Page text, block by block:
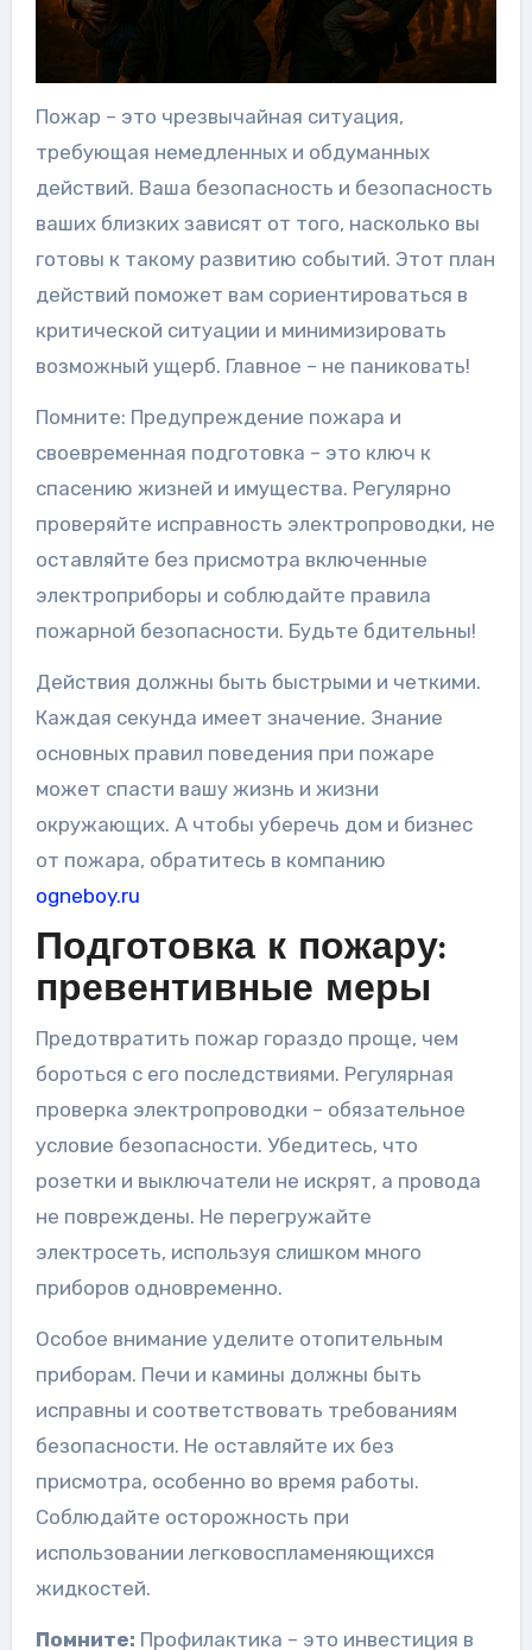
Пожар – это чрезвычайная ситуация,
требующая немедленных и обдуманных
действий. Ваша безопасность и безопасность
ваших близких зависят от того, насколько вы
готовы к такому развитию событий. Этот план
действий поможет вам сориентироваться в
критической ситуации и минимизировать
возможный ущерб. Главное – не паниковать!
Помните: Предупреждение пожара и
своевременная подготовка – это ключ к
спасению жизней и имущества. Регулярно
проверяйте исправность электропроводки, не
оставляйте без присмотра включенные
электроприборы и соблюдайте правила
пожарной безопасности. Будьте бдительны!
Действия должны быть быстрыми и четкими.
Каждая секунда имеет значение. Знание
основных правил поведения при пожаре
может спасти вашу жизнь и жизни
окружающих. А чтобы уберечь дом и бизнес
от пожара, обратитесь в компанию
ogneboy.ru
Подготовка к пожару:
превентивные меры
Предотвратить пожар гораздо проще, чем
бороться с его последствиями. Регулярная
проверка электропроводки – обязательное
условие безопасности. Убедитесь, что
розетки и выключатели не искрят, а провода
не повреждены. Не перегружайте
электросеть, используя слишком много
приборов одновременно.
Особое внимание уделите отопительным
приборам. Печи и камины должны быть
исправны и соответствовать требованиям
безопасности. Не оставляйте их без
присмотра, особенно во время работы.
Соблюдайте осторожность при
использовании легковоспламеняющихся
жидкостей.
Помните: Профилактика – это инвестиция в